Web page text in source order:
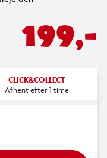
199,-
CLICK&COLLECT
Afhent efter 1 time